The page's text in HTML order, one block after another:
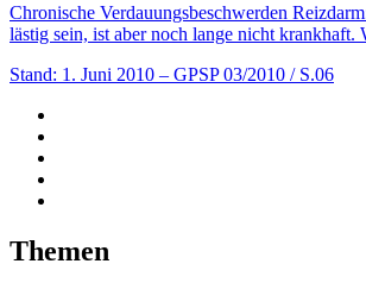
Chronische Verdauungsbeschwerden
lästig sein, ist aber noch lange nicht krankhaft.
Stand: 1. Juni 2010 – GPSP 03/2010 / S.06
Themen